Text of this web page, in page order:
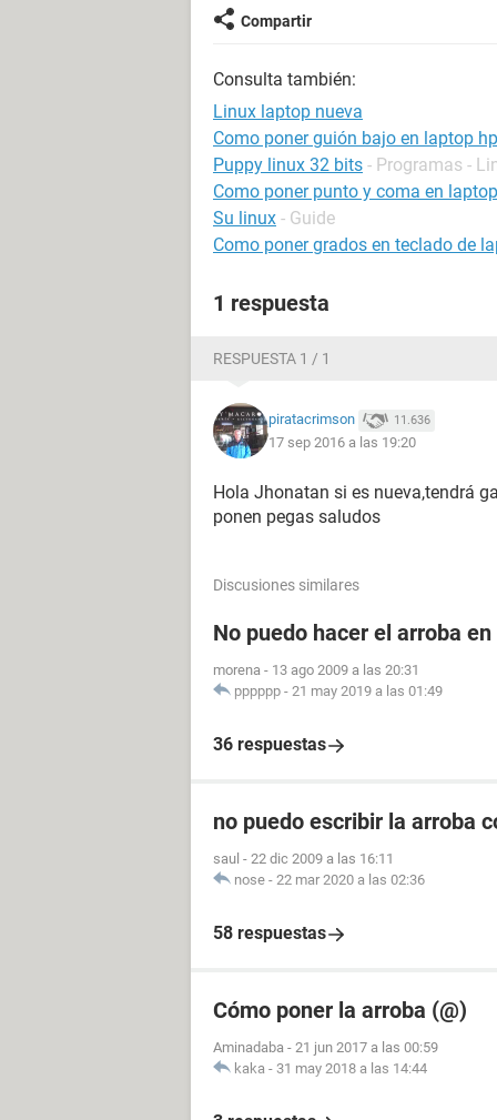
Compartir
Consulta también:
Linux laptop nueva
Como poner guión bajo en laptop hp
Puppy linux 32 bits - Programas -
Como poner punto y coma en laptop
Su linux - Guide
Como poner grados en teclado de
1 respuesta
RESPUESTA 1 / 1
piratacrimson 11.636
17 sep 2016 a las 19:20
Hola Jhonatan si es nueva,tendrá
ponen pegas saludos
Discusiones similares
No puedo hacer el arroba
morena - 13 ago 2009 a las 20:31
pppppp - 21 may 2019 a las 01:49
36 respuestas
no puedo escribir la arroba
saul - 22 dic 2009 a las 16:11
nose - 22 mar 2020 a las 02:36
58 respuestas
Cómo poner la arroba (@)
Aminadaba - 21 jun 2017 a las 00:59
kaka - 31 may 2018 a las 14:44